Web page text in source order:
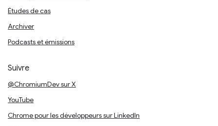
Études de cas
Archiver
Podcasts et émissions
Suivre
@ChromiumDev sur X
YouTube
Chrome pour les développeurs sur LinkedIn